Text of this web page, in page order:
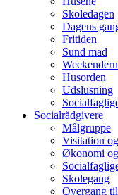
Skoledagen
Dagens
Fritiden
Sund mad
Husorden
Udslusning
Socialrådgivere
Målgruppe
Visitation
Økonomi
Skolegang
Overgang